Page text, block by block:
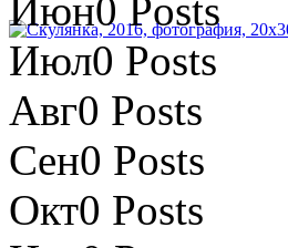
Июн0 Posts
Июл0 Posts
Авг0 Posts
Сен0 Posts
Окт0 Posts